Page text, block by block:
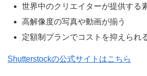
世界中のクリエイターが提供する
高解像度の写真や動画が揃う
定額制プランでコストを抑えられ
Shutterstockの公式サイトはこちら